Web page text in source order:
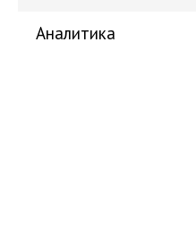
Аналитика